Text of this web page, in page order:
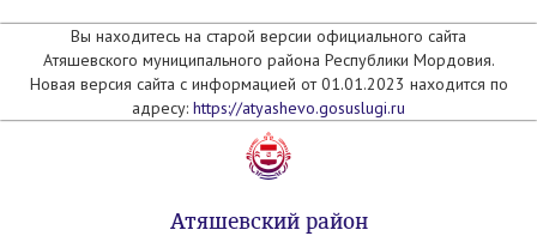
Вы находитесь на старой версии официального сайта
Атяшевского муниципального района Республики Мордовия.
Новая версия сайта с информацией от 01.01.2023 находится по
адресу: https://atyashevo.gosuslugi.ru
Атяшевский район